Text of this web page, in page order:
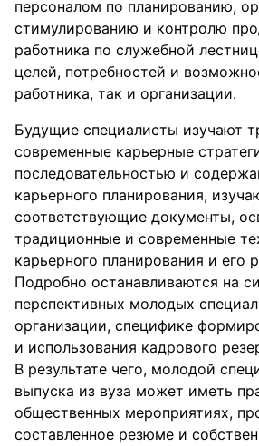
персоналом по планированию,
стимулированию и контролю
работника по служебной
целей, потребностей и
работника, так и организации.
Будущие специалисты изучают
современные карьерные
последовательностью и
карьерного планирования,
соответствующие документы,
традиционные и современные
карьерного планирования и его
Подробно останавливаются на
перспективных молодых
организации, специфике
и использования кадрового
В результате чего, молодой
выпуска из вуза может иметь
общественных мероприятиях,
составленное резюме и